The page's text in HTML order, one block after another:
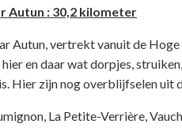
Autun : 30,2 kilometer
Autun, vertrekt vanuit de
en daar wat dorpjes,
Hier zijn nog overblijfselen uit
La Petite-Verrière,